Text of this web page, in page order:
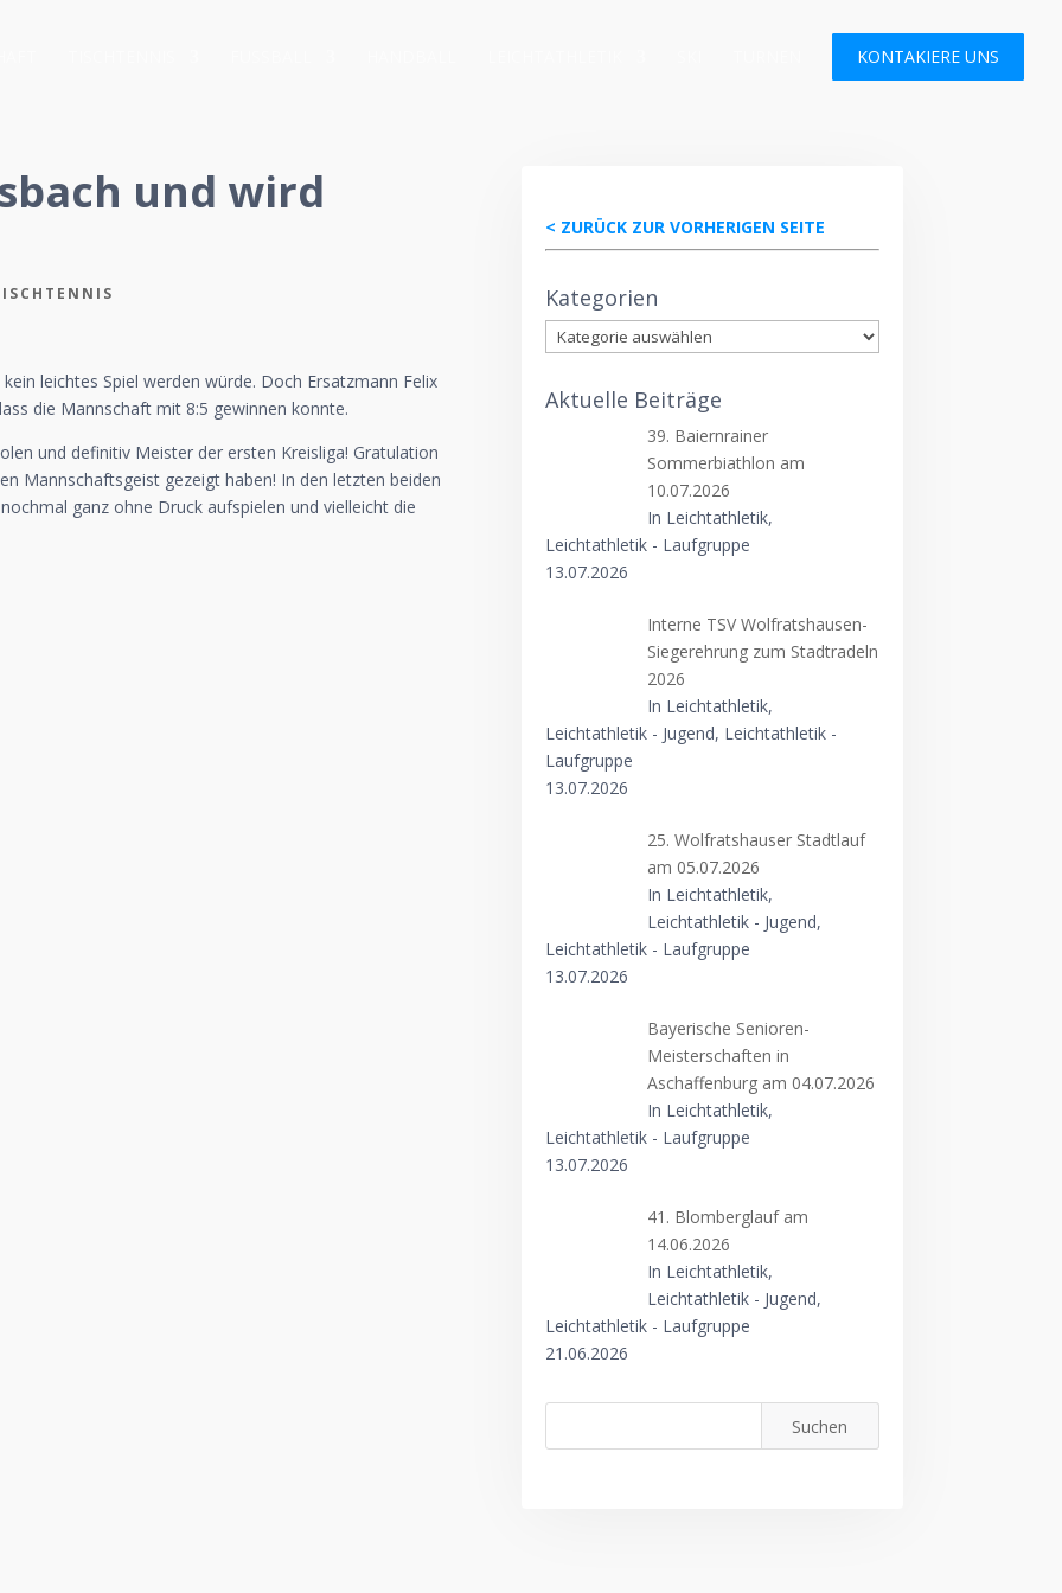
KONTAKIERE UNS
und wird
leichtes Spiel werden würde. Doch Ersatzmann Felix
die Mannschaft mit 8:5 gewinnen konnte.
und definitiv Meister der ersten Kreisliga! Gratulation
Mannschaftsgeist gezeigt haben! In den letzten beiden
ganz ohne Druck aufspielen und vielleicht die
< ZURÜCK ZUR VORHERIGEN SEITE
Kategorien
Kategorien
Aktuelle Beiträge
39. Baiernrainer
Sommerbiathlon am
10.07.2026
In Leichtathletik,
Leichtathletik - Laufgruppe
13.07.2026
Interne TSV Wolfratshausen-
Siegerehrung zum Stadtradeln
2026
In Leichtathletik,
Leichtathletik - Jugend, Leichtathletik -
Laufgruppe
13.07.2026
25. Wolfratshauser Stadtlauf
am 05.07.2026
In Leichtathletik,
Leichtathletik - Jugend,
Leichtathletik - Laufgruppe
13.07.2026
Bayerische Senioren-
Meisterschaften in
Aschaffenburg am 04.07.2026
In Leichtathletik,
Leichtathletik - Laufgruppe
13.07.2026
41. Blomberglauf am
14.06.2026
In Leichtathletik,
Leichtathletik - Jugend,
Leichtathletik - Laufgruppe
21.06.2026